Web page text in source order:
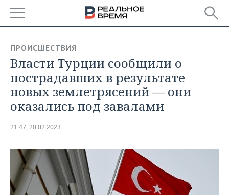
БАШКОРТОСТАН
ТАТАРСТАН
УДМУРТИЯ
НОВОСТИ
АНАЛИТИКА
НОВОСТИ АНАЛИТИКИ
ДЕКЛАРАЦИИ О ДОХОДАХ
КОРОЛИ ГОСЗАКАЗА ПФО
ВУЗЫ ТАТАРСТАНА
ЭКОНОМИКА
НОВОСТИ ЭКОНОМИКИ
ФИНАНСЫ
БАНКИ
ПРОМЫШЛЕННОСТЬ
НОВОСТИ
ПРОМЫШЛЕННОСТИ
АГРОПРОМ
НЕДВИЖИМОСТЬ
НОВОСТИ НЕДВИЖИМОСТИ
АВТО
ПРОИСШЕСТВИЯ
Власти Турции сообщили о
пострадавших в результате
новых землетрясений — они
оказались под завалами
21:47, 20.02.2023